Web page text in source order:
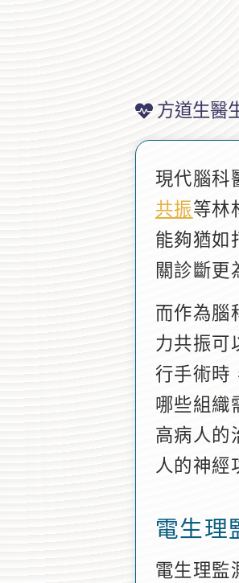
方道生醫
現代腦科
共振等林
能夠猶如
關診斷更
而作為腦
力共振可
行手術時
哪些組織
高病人的
人的神經
電生理
電生理監